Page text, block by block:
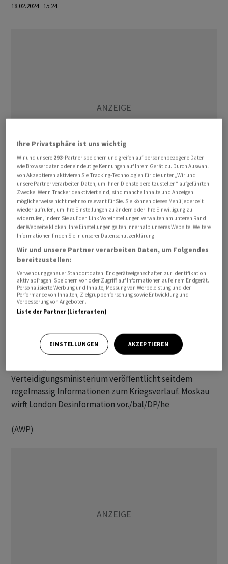
18.02.2024 15:24
Ähnlich wie bei seinem Vorgänger Igor Ossipow sei das
höchstwahrscheinlich auf den Erfolg der Ukraine
zurückzuführen, unter seiner Führung mehrere Schiffe
versenkt zu haben, schrieben die Briten bei der
Plattform X (früher Twitter). Obwohl nicht vom
russischen Verteidigungsministerium bestätigt, sei
Sokolow wahrscheinlich von seinem bisherigen
Stellvertreter Vizeadmiral Sergej Pintschuk als
amtierender Kommandeur ersetzt worden, bis eine
interne Untersuchung zur Zesar Kunikow
Die Ukraine verteidigt sich seit rund zwei Jahren gegen
Verteidigungsministerium veröffentlicht seitdem
regelmässig Informationen zum Kriegsverlauf. Moskau
wirft London Desinformation vor./bal/DP/he
(AWP)
Ihre Privatsphäre ist uns wichtig
Wir und unsere 293-Partner speichern und greifen auf personenbezogene Daten
wie Browserdaten oder eindeutige Kennungen auf Ihrem Gerät zu. Durch Auswahl
von Akzeptieren aktivieren Sie Tracking-Technologien für die unter „Wir und
unsere Partner verarbeiten Daten, um Ihnen Dienste bereitzustellen“ aufgeführten
Zwecke. Wenn Tracker deaktiviert sind, sind manche Inhalte und Anzeigen
möglicherweise nicht mehr so relevant für Sie. Sie können dieses Menü jederzeit
wieder aufrufen, um Ihre Einstellungen zu ändern oder Ihre Einwilligung zu
widerrufen, indem Sie auf den Link Voreinstellungen verwalten am unteren Rand
der Webseite klicken. Ihre Einstellungen gelten innerhalb unseres Website. Weitere
Informationen finden Sie in unserer Datenschutzerklärung.
Wir und unsere Partner verarbeiten Daten, um Folgendes
bereitzustellen:
Verwendung genauer Standortdaten. Endgeräteeigenschaften zur Identifikation
aktiv abfragen. Speichern von oder Zugriff auf Informationen auf einem Endgerät.
Personalisierte Werbung und Inhalte, Messung von Werbeleistung und der
Performance von Inhalten, Zielgruppenforschung sowie Entwicklung und
Verbesserung von Angeboten.
Liste der Partner (Lieferanten)
EINSTELLUNGEN AKZEPTIEREN